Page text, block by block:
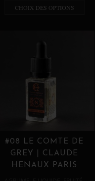
CHOIX DES OPTIONS
#08 LE COMTE DE
GREY | CLAUDE
HENAUX PARIS